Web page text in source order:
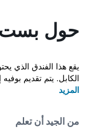
حول بست
الكابل. يتم تقديم
المزيد
من الجيد أن تعلم